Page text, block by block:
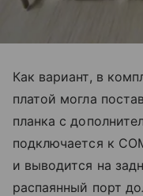
Как вариант, в
платой могла
планка с
подключается к
и выводится на
распаянный порт